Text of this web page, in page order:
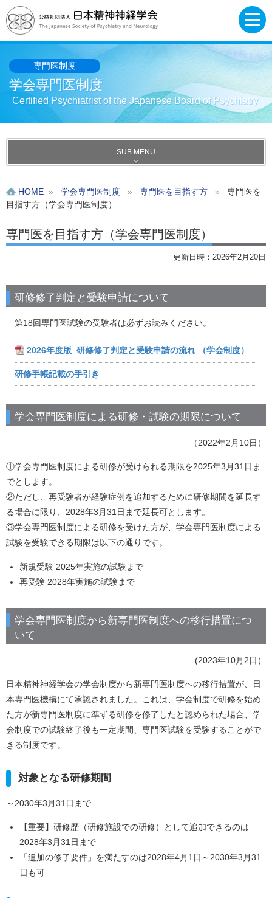
専門医制度
学会専門医制度
Certified Psychiatrist of the Japanese Board of Psychiatry
SUB MENU
HOME » 学会専門医制度 » 専門医を目指す方 »
専門医を
目指す方（学会専門医制度）
専門医を目指す方（学会専門医制度）
更新日時：2026年2月20日
研修修了判定と受験申請について
第18回専門医試験の受験者は必ずお読みください。
2026年度版_研修修了判定と受験申請の流れ （学会制度）
研修手帳記載の手引き
学会専門医制度による研修・試験の期限について
（2022年2月10日）
①学会専門医制度による研修が受けられる期限を2025年3月31日ま
でとします。
②ただし、再受験者が経験症例を追加するために研修期間を延長す
る場合に限り、2028年3月31日まで延長可とします。
③学会専門医制度による研修を受けた方が、学会専門医制度による
試験を受験できる期限は以下の通りです。
新規受験 2025年実施の試験まで
再受験 2028年実施の試験まで
学会専門医制度から新専門医制度への移行措置につ
いて
(2023年10月2日）
日本精神神経学会の学会制度から新専門医制度への移行措置が、日
本専門医機構にて承認されました。これは、学会制度で研修を始め
た方が新専門医制度に準ずる研修を修了したと認められた場合、学
会制度での試験終了後も一定期間、専門医試験を受験することがで
きる制度です。
対象となる研修期間
～2030年3月31日まで
【重要】研修歴（研修施設での研修）として追加できるのは
2028年3月31日まで
「追加の修了要件」を満たすのは2028年4月1日～2030年3月31
日も可